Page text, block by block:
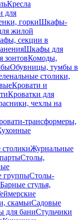
Кресла
для
горкиШкафы-
жилой
секции в
Шкафы для
зонтовКомоды,
Обувницы, тумбы в
столики,
Кровати и
Кроватки для
чехлы на
трансформеры,
столикиЖурнальные
Столы,
группыСтолы-
Барные стулья,
скамьиСадовые
для баниСтульчики